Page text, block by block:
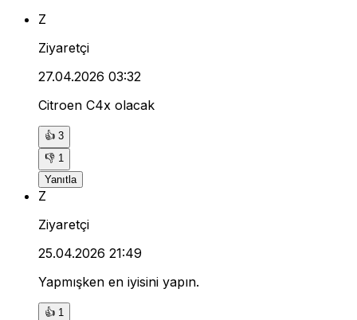
Z
Ziyaretçi
27.04.2026 03:32
Citroen C4x olacak
👍 3
👎 1
Yanıtla
Z
Ziyaretçi
25.04.2026 21:49
Yapmışken en iyisini yapın.
👍 1